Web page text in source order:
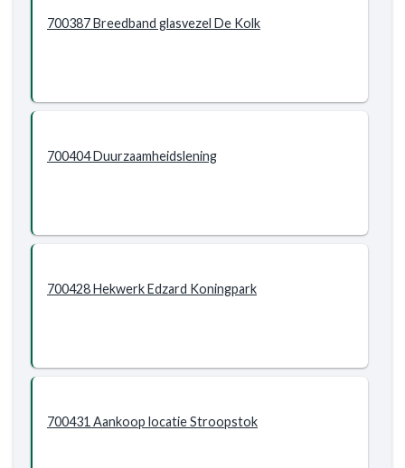
700387 Breedband glasvezel De Kolk
700404 Duurzaamheidslening
700428 Hekwerk Edzard Koningpark
700431 Aankoop locatie Stroopstok